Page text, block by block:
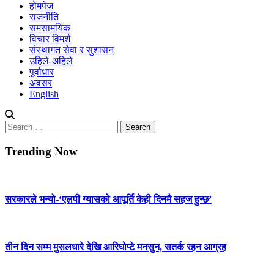
होमपेज
राजनीति
समसामयिक
विचार विमर्श
संस्थागत सेवा र सुशासन
उहिले-अहिले
पूर्वाधार
अवसर
English
Search
for:
Trending Now
सरकारले भन्यो-‘एलपी ग्यासको आपूर्ति केही दिनमै सहज हुन्छ’
तीन दिन सम्म मुसलधारे देखि आरिघोप्टे मनसुन, सतर्क रहन आग्रह